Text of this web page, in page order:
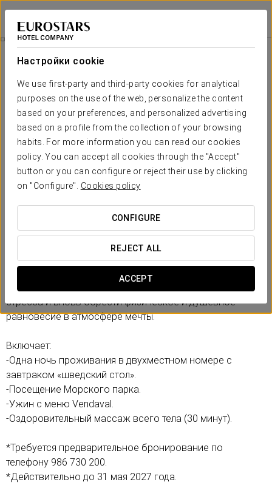
Настройки cookie
We use first-party and third-party cookies for analytical
purposes on the use of the web, personalize the content
based on your preferences, and personalized advertising
based on a profile from the collection of your browsing
habits. For more information you can read our cookies
policy. You can accept all cookies through the "Accept"
button or you can configure or reject their use by clicking
on "Configure". Cookies policy
CONFIGURE
REJECT ALL
ACCEPT
Eurostars Louxo Talaso
ПОНТЕВЕДРА - О-ГРОВЕ
La Toja Wellness Getaway
306 €
La Toja Wellness Getaway
Погрузитесь в оазис покоя и обновления с нашим
предложением «Оздоровительный отдых на Ла-Тохе».
Эта программа создана для полноценного
расслабления и восстановления сил и идеально
подходит для тех, кто хочет отвлечься от повседневного
стресса и вновь обрести физическое и душевное
равновесие в атмосфере мечты.
Включает:
-Одна ночь проживания в двухместном номере с
завтраком «шведский стол».
-Посещение Морского парка.
-Ужин с меню Vendaval.
-Оздоровительный массаж всего тела (30 минут).
*Требуется предварительное бронирование по
телефону 986 730 200.
*Действительно до 31 мая 2027 года.